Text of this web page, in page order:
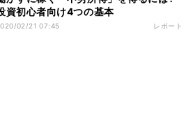
資初心者向け4つの基本
02/21 07:45 レポート